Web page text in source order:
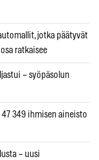
jotka päätyvät
ratkaisee
– syöpäsolun
349 ihmisen aineisto
– uusi